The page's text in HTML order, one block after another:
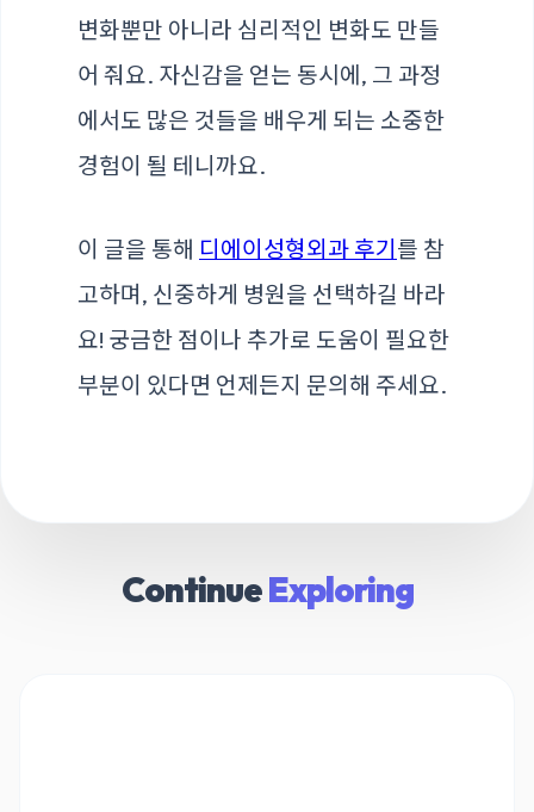
변화뿐만 아니라 심리적인 변화도 만들
어 줘요. 자신감을 얻는 동시에, 그 과정
에서도 많은 것들을 배우게 되는 소중한
경험이 될 테니까요.
이 글을 통해 디에이성형외과 후기 를 참
고하며, 신중하게 병원을 선택하길 바라
요! 궁금한 점이나 추가로 도움이 필요한
부분이 있다면 언제든지 문의해 주세요.
ContinueExploring